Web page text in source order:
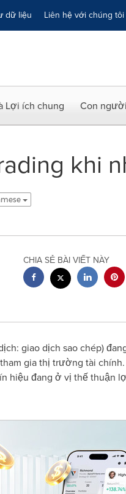
dữ liệu Liên hệ với chúng tôi
Lợi ích chung Con
khi
CHIA SẺ BÀI VIẾT NÀY
giao dịch sao chép)
gia thị trường tài
hiệu đang ở vị thế thuận